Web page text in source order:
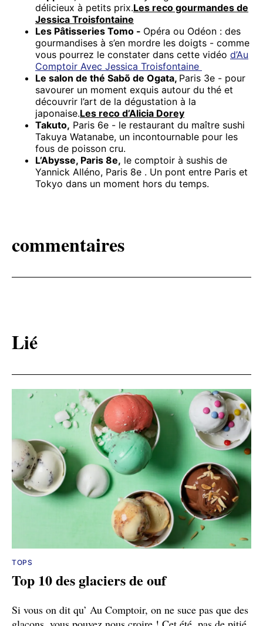
délicieux à petits prix.Les reco gourmandes de
Jessica Troisfontaine
Les Pâtisseries Tomo - Opéra ou Odéon : des
gourmandises à s’en mordre les doigts - comme
vous pourrez le constater dans cette vidéo d’Au
Comptoir Avec Jessica Troisfontaine
Le salon de thé Sabõ de Ogata, Paris 3e - pour
savourer un moment exquis autour du thé et
découvrir l’art de la dégustation à la
japonaise.Les reco d’Alicia Dorey
Takuto, Paris 6e - le restaurant du maître sushi
Takuya Watanabe, un incontournable pour les
fous de poisson cru.
L’Abysse, Paris 8e, le comptoir à sushis de
Yannick Alléno, Paris 8e . Un pont entre Paris et
Tokyo dans un moment hors du temps.
commentaires
Lié
TOPS
Top 10 des glaciers de ouf
Si vous on dit qu’ Au Comptoir, on ne suce pas que des